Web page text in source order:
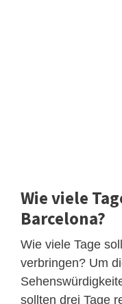
Wie viele
Barcelona?
Wie viele Tage
verbringen? Um
sollten drei Tage